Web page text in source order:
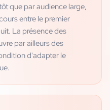
que par audience large,
entre le premier
La présence des
par ailleurs des
d'adapter le